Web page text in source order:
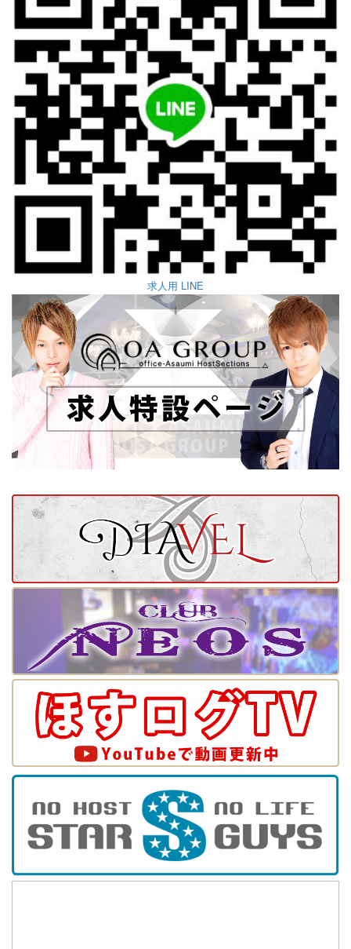
求人用 LINE